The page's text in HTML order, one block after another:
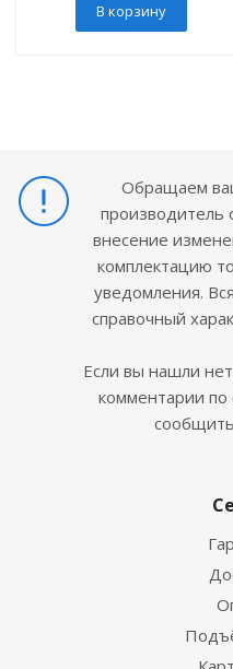
В корзину
Обращаем
производитель
внесение
комплектацию
уведомления.
справочный
Если вы нашли
комментарии по